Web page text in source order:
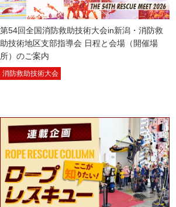
第54回全国消防救助技術大会in新潟・消防救
助技術地区支部指導会 日程と会場（開催場
所）のご案内
消防救助技術大会